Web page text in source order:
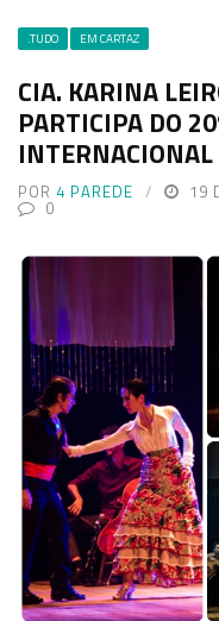
.TUDO EM CARTAZ
CIA. KARINA
PARTICIPA DO
INTERNACIONAL
POR 4 PAREDE 19
0